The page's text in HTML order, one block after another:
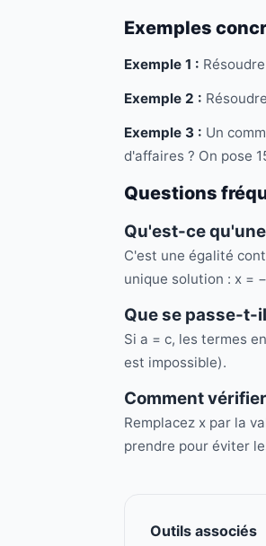
Exemples
Exemple 1 :
Exemple 2 :
Exemple 3 : Un
d'affaires ? On pose
Questions
Qu'est-ce
C'est une égalité
unique solution : x =
Que se passe-t-
Si a = c, les termes
est impossible).
Comment
Remplacez x par la
prendre pour éviter
Outils associés